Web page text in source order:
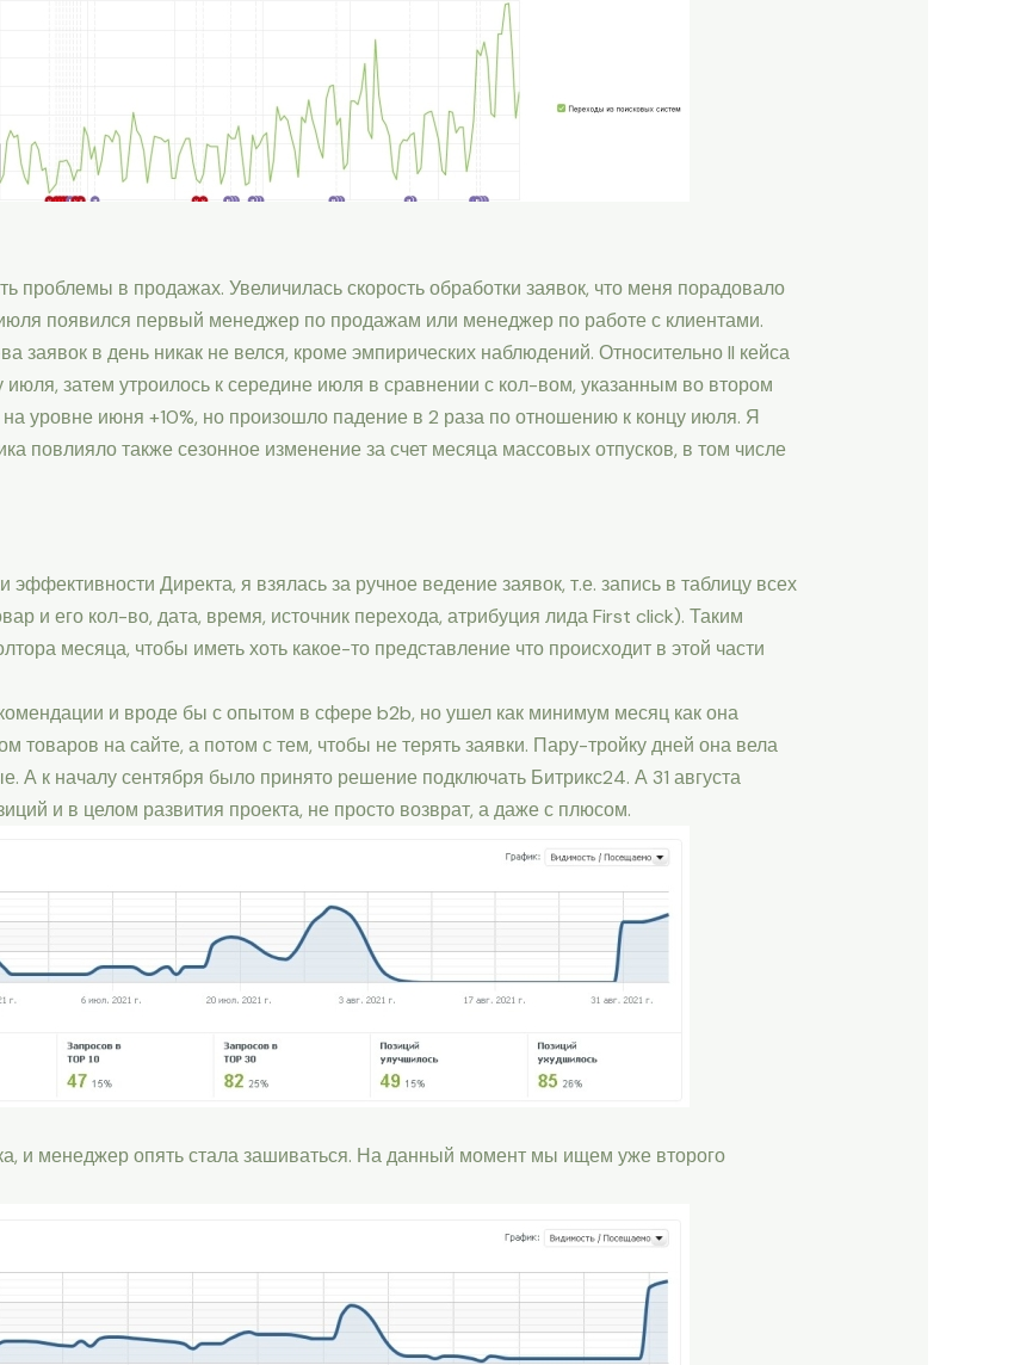
проблемы в продажах. Увеличилась скорость обработки заявок, что меня порадовало
появился первый менеджер по продажам или менеджер по работе с клиентами.
заявок в день никак не велся, кроме эмпирических наблюдений. Относительно II кейса
июля, затем утроилось к середине июля в сравнении с кол-вом, указанным во втором
на уровне июня +10%, но произошло падение в 2 раза по отношению к концу июля. Я
повлияло также сезонное изменение за счет месяца массовых отпусков, в том числе
Директа, я взялась за ручное ведение заявок, т.е. запись в таблицу всех
и его кол-во, дата, время, источник перехода, атрибуция лида First click). Таким
месяца, чтобы иметь хоть какое-то представление что происходит в этой части
и вроде бы с опытом в сфере b2b, но ушел как минимум месяц как она
товаров на сайте, а потом с тем, чтобы не терять заявки. Пару-тройку дней она вела
А к началу сентября было принято решение подключать Битрикс24. А 31 августа
и в целом развития проекта, не просто возврат, а даже с плюсом.
и менеджер опять стала зашиваться. На данный момент мы ищем уже второго